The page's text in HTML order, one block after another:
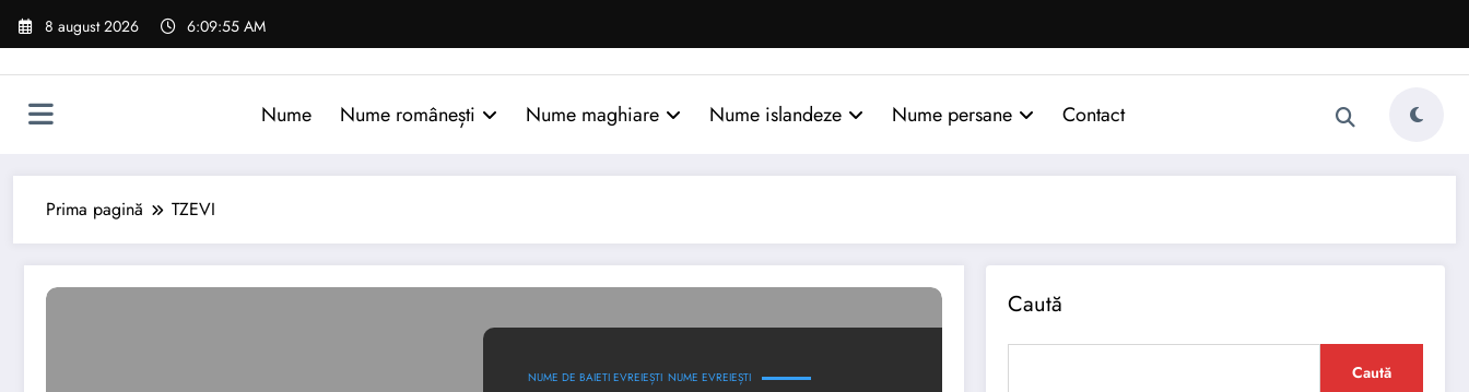
Sari
8 august 2026 6:09:56 AM
Nume Nume românești Nume maghiare Nume islandeze Nume persane Contact
Prima pagină TZEVI
NUME DE BAIETI EVREIEȘTI NUME EVREIEȘTI
Caută
Caută